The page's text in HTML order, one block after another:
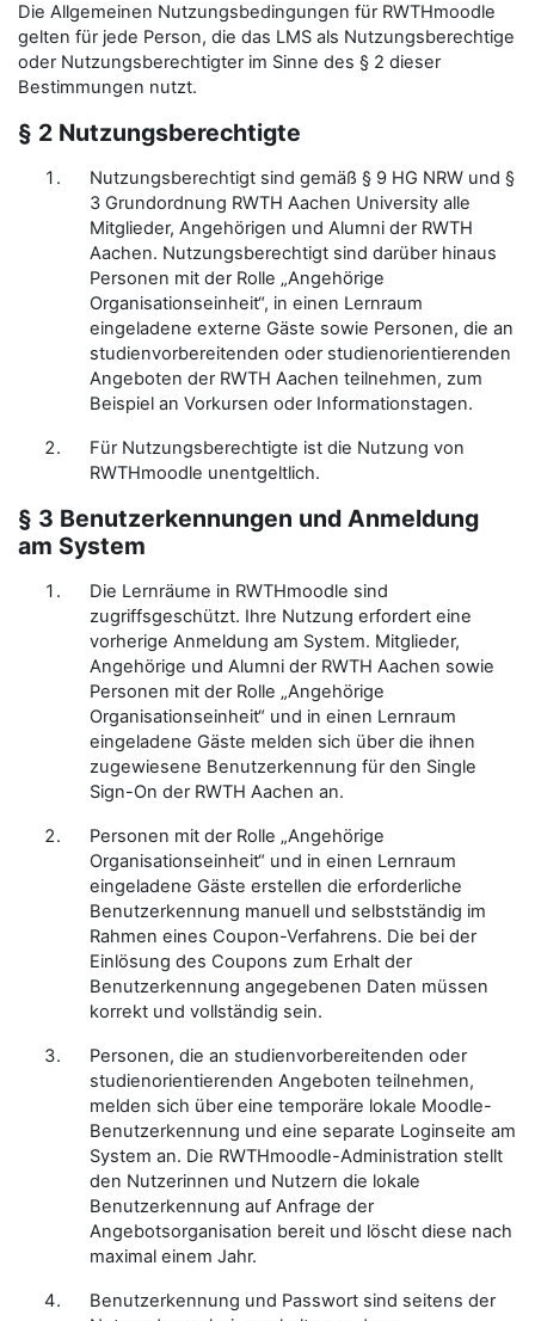
Die Allgemeinen Nutzungsbedingungen für RWTHmoodle
gelten für jede Person, die das LMS als Nutzungsberechtige
oder Nutzungsberechtigter im Sinne des § 2 dieser
Bestimmungen nutzt.
§ 2 Nutzungsberechtigte
Nutzungsberechtigt sind gemäß § 9 HG NRW und §
3 Grundordnung RWTH Aachen University alle
Mitglieder, Angehörigen und Alumni der RWTH
Aachen. Nutzungsberechtigt sind darüber hinaus
Personen mit der Rolle „Angehörige
Organisationseinheit“, in einen Lernraum
eingeladene externe Gäste sowie Personen, die an
studienvorbereitenden oder studienorientierenden
Angeboten der RWTH Aachen teilnehmen, zum
Beispiel an Vorkursen oder Informationstagen.
Für Nutzungsberechtigte ist die Nutzung von
RWTHmoodle unentgeltlich.
§ 3 Benutzerkennungen und Anmeldung
am System
Die Lernräume in RWTHmoodle sind
zugriffsgeschützt. Ihre Nutzung erfordert eine
vorherige Anmeldung am System. Mitglieder,
Angehörige und Alumni der RWTH Aachen sowie
Personen mit der Rolle „Angehörige
Organisationseinheit“ und in einen Lernraum
eingeladene Gäste melden sich über die ihnen
zugewiesene Benutzerkennung für den Single
Sign-On der RWTH Aachen an.
Personen mit der Rolle „Angehörige
Organisationseinheit“ und in einen Lernraum
eingeladene Gäste erstellen die erforderliche
Benutzerkennung manuell und selbstständig im
Rahmen eines Coupon-Verfahrens. Die bei der
Einlösung des Coupons zum Erhalt der
Benutzerkennung angegebenen Daten müssen
korrekt und vollständig sein.
Personen, die an studienvorbereitenden oder
studienorientierenden Angeboten teilnehmen,
melden sich über eine temporäre lokale Moodle-
Benutzerkennung und eine separate Loginseite am
System an. Die RWTHmoodle-Administration stellt
den Nutzerinnen und Nutzern die lokale
Benutzerkennung auf Anfrage der
Angebotsorganisation bereit und löscht diese nach
maximal einem Jahr.
Benutzerkennung und Passwort sind seitens der